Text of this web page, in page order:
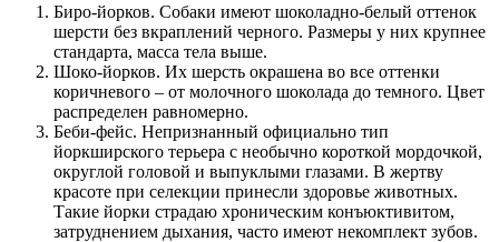
Биро-йорков. Собаки имеют шоколадно-белый оттенок
шерсти без вкраплений черного. Размеры у них крупнее
стандарта, масса тела выше.
Шоко-йорков. Их шерсть окрашена во все оттенки
коричневого – от молочного шоколада до темного. Цвет
распределен равномерно.
Беби-фейс. Непризнанный официально тип
йоркширского терьера с необычно короткой мордочкой,
округлой головой и выпуклыми глазами. В жертву
красоте при селекции принесли здоровье животных.
Такие йорки страдаю хроническим конъюктивитом,
затруднением дыхания, часто имеют некомплект зубов.